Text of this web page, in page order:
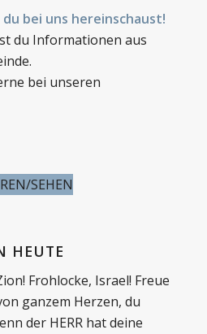
bei uns hereinschaust!
du Informationen aus
bei unseren
SEHEN
HEUTE
Frohlocke, Israel! Freue
ganzem Herzen, du
der HERR hat deine